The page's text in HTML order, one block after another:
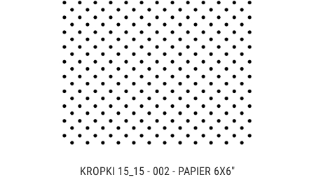
KROPKI 15_15 - 002 - PAPIER 6X6"